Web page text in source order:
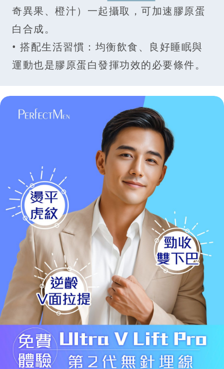
奇異果、橙汁）一起攝取，可加速膠原蛋
白合成。
• 搭配生活習慣：均衡飲食、良好睡眠與
運動也是膠原蛋白發揮功效的必要條件。